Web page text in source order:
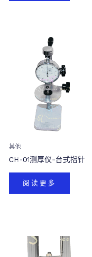
其他
CH-01测厚仪-台式指针
阅读更多